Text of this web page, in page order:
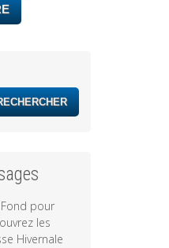
pour
les
Hivernale